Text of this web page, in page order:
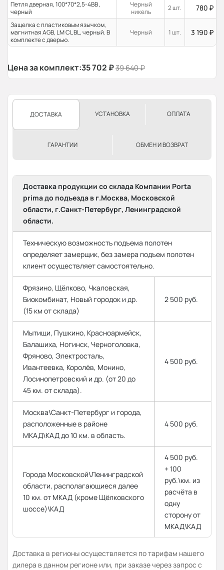
Петля дверная, 100*70*2,5-4ВВ ,
черный
Черный
никель
2 шт. 780 ₽
Защелка с пластиковым язычком,
магнитная AGB, LM CL BL, черный. В
комплекте с дверью.
Черный 1 шт. 3 190 ₽
Цена за комплект:35 702 ₽39 640₽
ДОСТАВКА УСТАНОВКА ОПЛАТА
ГАРАНТИИ ОБМЕН И ВОЗВРАТ
Доставка продукции со склада Компании Porta
prima до подъезда в г.Москва, Московской
области, г.Санкт-Петербург, Ленинградской
области.
Техническую возможность подъема полотен
определяет замерщик, без замера подъем полотен
клиент осуществляет самостоятельно.
Фрязино, Щёлково, Чкаловская,
Биокомбинат, Новый городок и др.
(15 км от склада)
2 500 руб.
Мытищи, Пушкино, Красноармейск,
Балашиха, Ногинск, Черноголовка,
Фряново, Электросталь,
Ивантеевка, Королёв, Монино,
Лосинопетровский и др. (от 20 до
45 км. от склада).
4 500 руб.
Москва\Санкт-Петербург и города,
расположенные в районе
МКАД\КАД до 10 км. в область.
4 500 руб.
Города Московской\Ленинградской
области, располагающиеся далее
10 км. от МКАД (кроме Щёлковского
шоссе)\КАД
4 500 руб.
+ 100
руб.\км. из
расчёта в
одну
сторону от
МКАД\КАД
Доставка в регионы осуществляется по тарифам нашего
дилера в данном регионе или, при заказе через запрос с